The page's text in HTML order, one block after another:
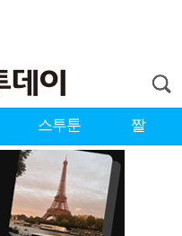
스투툰 짤